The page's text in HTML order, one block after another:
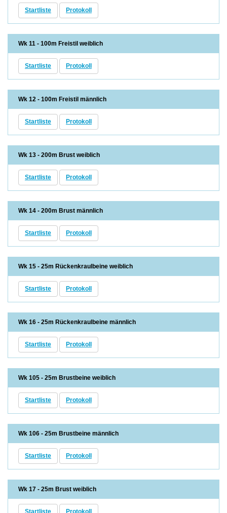
Startliste Protokoll
Wk 11 - 100m Freistil weiblich
Startliste Protokoll
Wk 12 - 100m Freistil männlich
Startliste Protokoll
Wk 13 - 200m Brust weiblich
Startliste Protokoll
Wk 14 - 200m Brust männlich
Startliste Protokoll
Wk 15 - 25m Rückenkraulbeine weiblich
Startliste Protokoll
Wk 16 - 25m Rückenkraulbeine männlich
Startliste Protokoll
Wk 105 - 25m Brustbeine weiblich
Startliste Protokoll
Wk 106 - 25m Brustbeine männlich
Startliste Protokoll
Wk 17 - 25m Brust weiblich
Startliste Protokoll